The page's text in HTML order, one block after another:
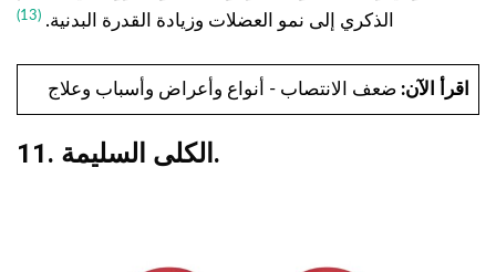
الذكري إلى نمو العضلات وزيادة القدرة البدنية. (13)
اقرأ الآن: ضعف الانتصاب - أنواع وأعراض وأسباب وعلاج
11. الكلى السليمة.